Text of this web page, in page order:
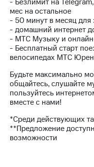
Оформить
eSIM
SIM-
карта
для
иностранцев
Оформить
чистый
номер
Выбрать
красивый
номер
МТС
Деньги
Выберите
и подключите
ТВ
с выгодным
тарифом
Тарифы
Интернет,
ТВ и телефон
для дома
мес на остальное
- 50 минут в месяц для
- домашний интернет
- МТС Музыку и
- Бесплатный старт
велосипедах МТС
Будьте максимально
общайтесь, слушайте
пользуйтесь
вместе с нами!
*Среди действующих
**Предложение
возможности